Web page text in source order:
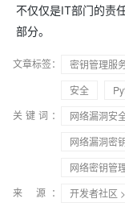
不仅仅是IT部门的责
部分。
文章标签： 密钥管理服
安全
关键词：
网络漏洞安
网络漏洞密
网络密钥管
来 源：
开发者社区 >